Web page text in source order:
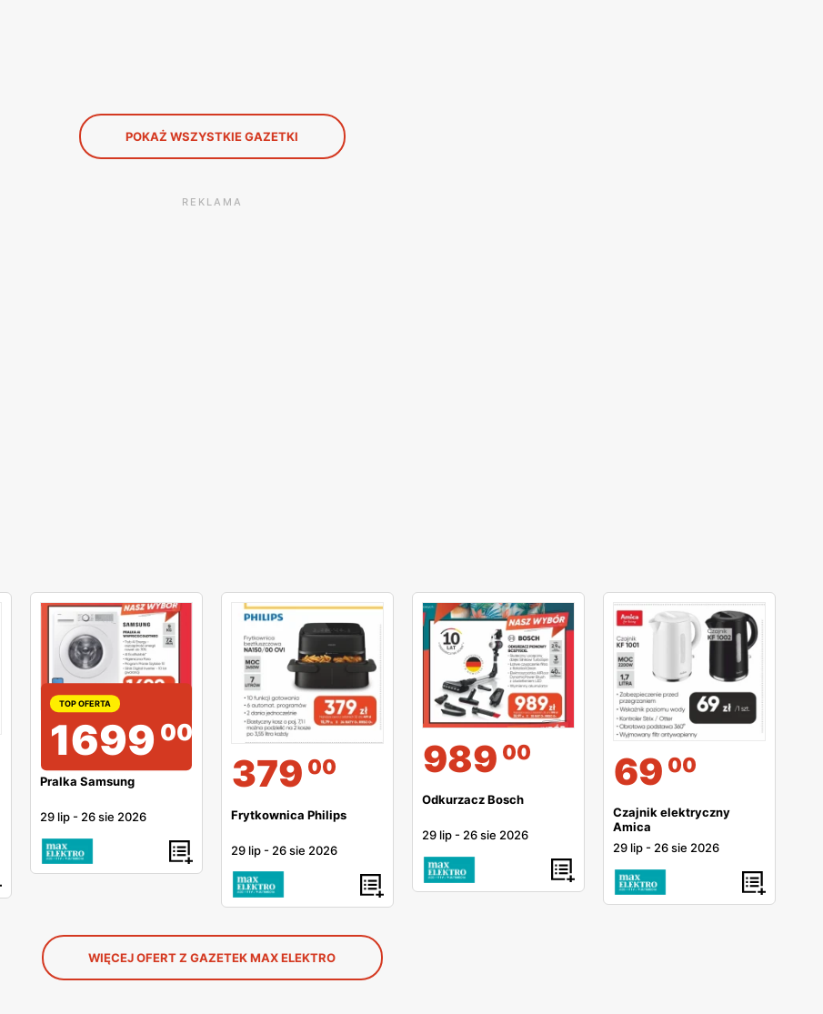
POKAŻ WSZYSTKIE GAZETKI
REKLAMA
TOP OFERTA
1699 00
Pralka Samsung
29 lip - 26 sie 2026
379 00
Frytkownica Philips
29 lip - 26 sie 2026
989 00
Odkurzacz Bosch
29 lip - 26 sie 2026
69 00
Czajnik elektryczny
Amica
29 lip - 26 sie 2026
WIĘCEJ OFERT Z GAZETEK MAX ELEKTRO